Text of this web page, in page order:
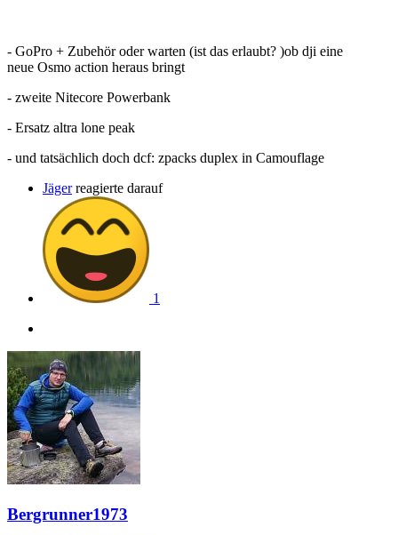
- GoPro + Zubehör oder warten (ist das erlaubt? )ob dji eine
neue Osmo action heraus bringt
- zweite Nitecore Powerbank
- Ersatz altra lone peak
- und tatsächlich doch dcf: zpacks duplex in Camouflage
Jägerreagierte darauf
1
Bergrunner1973